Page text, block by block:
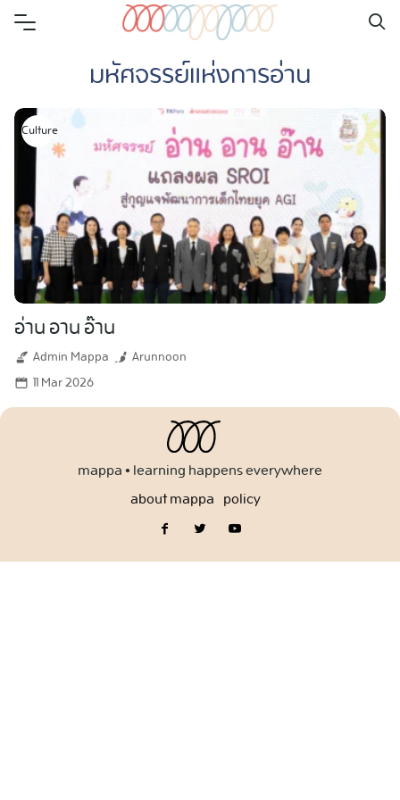
Skip
มหัศจรรย์แห่งการอ่าน
Culture
อ่าน อาน อ๊าน
Admin Mappa
Arunnoon
11 Mar 2026
mappa • learning happens everywhere
about mappa policy